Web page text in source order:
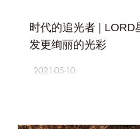
时代的追光者 | LORD
发更绚丽的光彩
2021-05-10